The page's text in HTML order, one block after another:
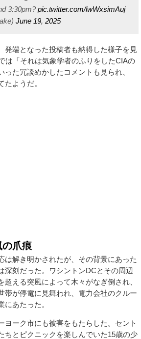
3:30pm?pic.twitter.com/lwWxsimAuj
June 19, 2025
端となった投稿者も納得した様子を見
は「それは気象学者のふりをしたCIAの
った冗談めかしたコメントも見られ、
たようだ。
の爪痕
解き明かされたが、その背景にあった
深刻だった。ワシントンDCとその周辺
超える突風によって木々がなぎ倒され、
帯が停電に見舞われ、電力会社のクルー
にあたった。
ーク市にも被害をもたらした。セント
ちとピクニックを楽しんでいた15歳の少